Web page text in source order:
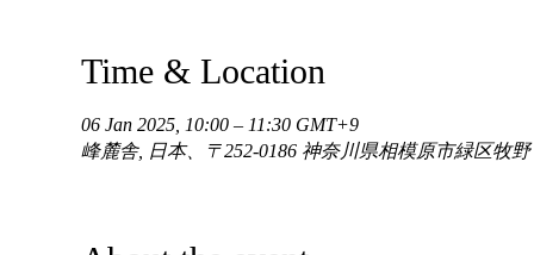
Time & Location
06 Jan 2025, 10:00 – 11:30 GMT+9
峰麓舎, 日本、〒252-0186 神奈川県相模原市緑区牧